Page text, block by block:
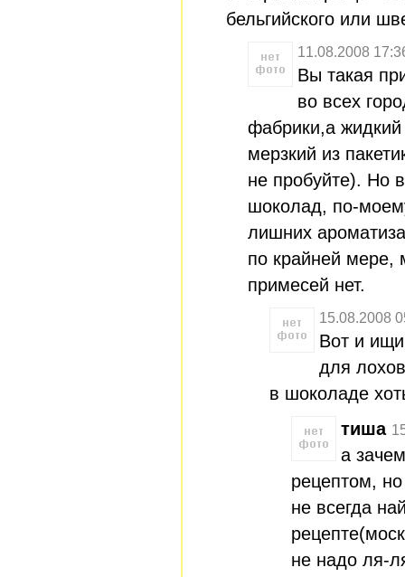
бельгийского или
11.08.2008
Вы такая
во всех
фабрики,а
мерзкий из
не пробуйте). Но
шоколад, по-
лишних
по крайней мере,
примесей нет.
15.08.2008
Вот и
для
в шоколаде
тиша
а
рецептом,
не всегда
не надо ля-